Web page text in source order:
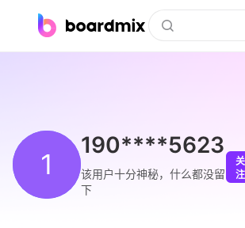
下载
企业服务
1
190****5623
该用户十分神秘，什么都没留
下
关
注